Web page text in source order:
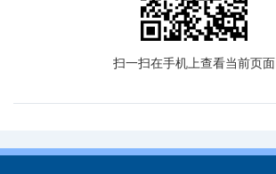
扫一扫在手机上查看当前页面